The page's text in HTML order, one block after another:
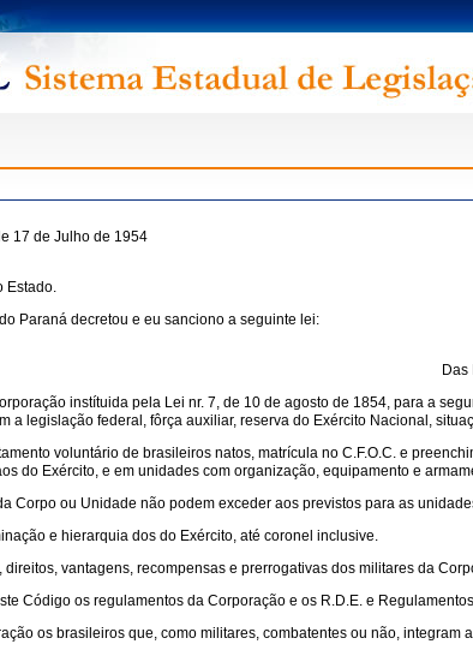
17 de Julho de 1954
Estado.
Paraná decretou e eu sanciono a seguinte lei:
instítuida pela Lei nr. 7, de 10 de agosto de 1854, para a
a legislação federal, fôrça auxiliar, reserva do Exército Nacional,
voluntário de brasileiros natos, matrícula no C.F.O.C. e
do Exército, e em unidades com organização, equipamento e
Corpo ou Unidade não podem exceder aos previstos para as
e hierarquia dos do Exército, até coronel inclusive.
vantagens, recompensas e prerrogativas dos militares da
Código os regulamentos da Corporação e os R.D.E. e
os brasileiros que, como militares, combatentes ou não,